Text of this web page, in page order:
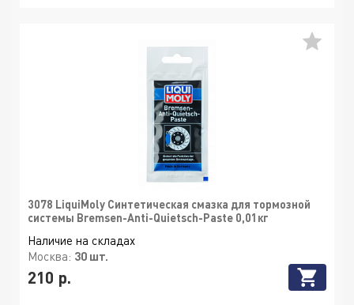
3078 LiquiMoly Синтетическая смазка для тормозной
системы Bremsen-Anti-Quietsch-Paste 0,01кг
Наличие на складах
Москва: 30 шт.
210 р.